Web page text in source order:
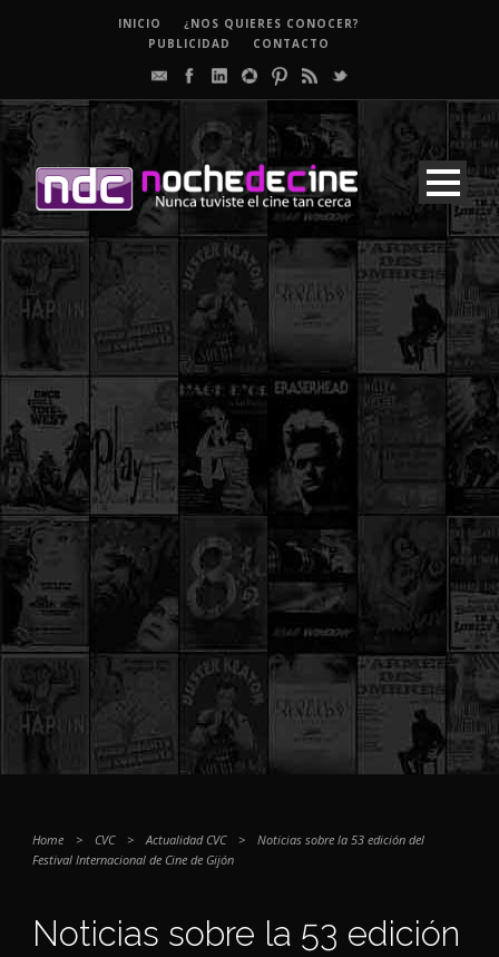
INICIO
¿NOS QUIERES CONOCER?
PUBLICIDAD
CONTACTO
Home > CVC > Actualidad CVC >
Noticias sobre la 53 edición del
Festival Internacional de Cine de Gijón
Noticias sobre la 53 edición